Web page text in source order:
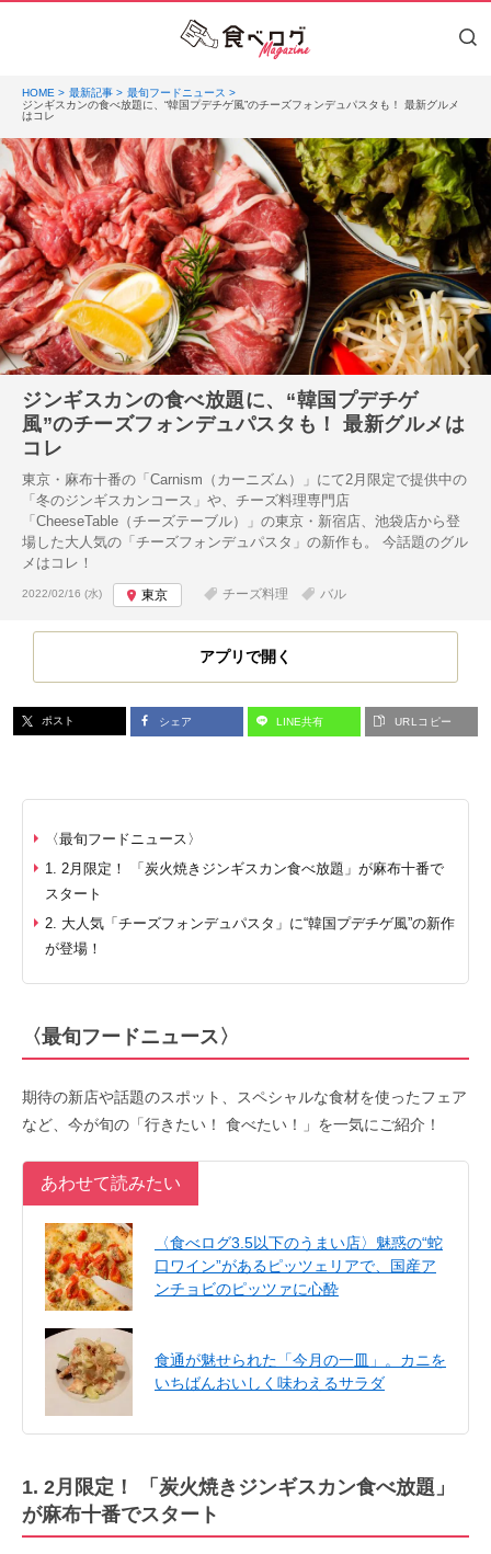
HOME 最新記事
最旬フードニュース
ジンギスカンの食べ放題に、“韓国プデチゲ風”のチーズフォンデュパスタも！ 最新グルメ
はコレ
ジンギスカンの食べ放題に、“韓国プデチゲ
風”のチーズフォンデュパスタも！ 最新グルメは
コレ
東京・麻布十番の「Carnism（カーニズム）」にて2月限定で提供中の
「冬のジンギスカンコース」や、チーズ料理専門店
「CheeseTable（チーズテーブル）」の東京・新宿店、池袋店から登
場した大人気の「チーズフォンデュパスタ」の新作も。 今話題のグル
メはコレ！
投稿日:
2022/02/16 (水) 東京 チーズ料理 バル
アプリで開く
ポスト シェア LINE共有 URLコピー
〈最旬フードニュース〉
1. 2月限定！ 「炭火焼きジンギスカン食べ放題」が麻布十番で
スタート
2. 大人気「チーズフォンデュパスタ」に“韓国プデチゲ風”の新作
が登場！
〈最旬フードニュース〉
期待の新店や話題のスポット、スペシャルな食材を使ったフェア
など、今が旬の「行きたい！ 食べたい！」を一気にご紹介！
あわせて読みたい
〈食べログ3.5以下のうまい店〉魅惑の“蛇
口ワイン”があるピッツェリアで、国産ア
ンチョビのピッツァに心酔
食通が魅せられた「今月の一皿」。カニを
いちばんおいしく味わえるサラダ
1. 2月限定！ 「炭火焼きジンギスカン食べ放題」
が麻布十番でスタート